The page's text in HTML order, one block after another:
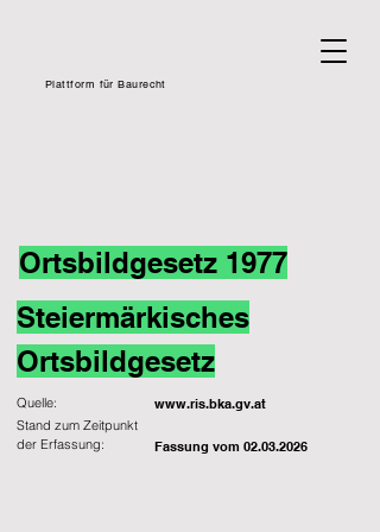
Plattform für Baurecht
Ortsbildgesetz 1977
Steiermärkisches
Ortsbildgesetz
Quelle: www.ris.bka.gv.at
Fassung vom 02.03.2026
Stand zum Zeitpunkt
der Erfassung: